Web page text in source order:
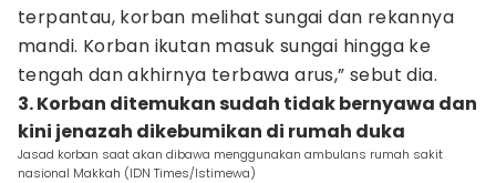
terpantau, korban melihat sungai dan rekannya
mandi. Korban ikutan masuk sungai hingga ke
tengah dan akhirnya terbawa arus,” sebut dia.
3. Korban ditemukan sudah tidak bernyawa dan
kini jenazah dikebumikan di rumah duka
Jasad korban saat akan dibawa menggunakan ambulans rumah sakit
nasional Makkah (IDN Times/Istimewa)